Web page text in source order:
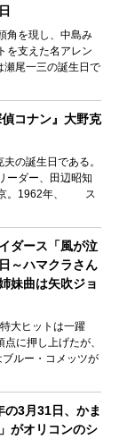
角を現し、中島み
を支えた名アレン
瀬尾一三の誕生日で
偵コナン』大野克
の誕生日である。
ーダー、田辺昭知
京。1962年、 ス
ダース「風が泣
～ハマクラさん
妹曲は矢吹ジョ
大ヒットは一躍
に押し上げたが、
ルー・コメッツが
3月31日、かま
がオリコンのシ